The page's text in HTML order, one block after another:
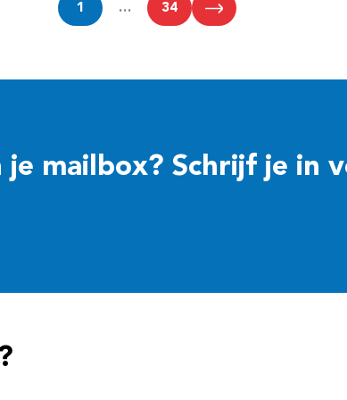
1 … 34
mailbox? Schrijf je in